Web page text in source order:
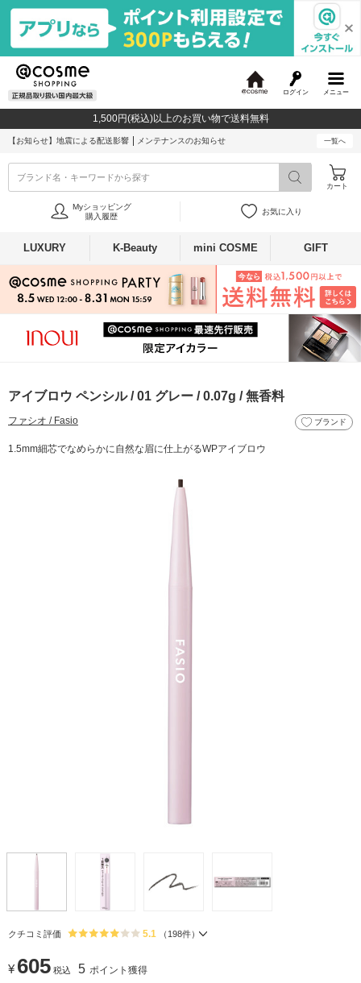
メニュー
ログイン
c
o
1,500円(税込)以上のお買い物で送料無料
【お知らせ】 地震による配送影響 メンテナンスのお知らせ 一覧へ
ブランド名・キーワードから探す
カート
Myショッピング
購入履歴
お気に入り
LUXURY K-Beauty mini COSME GIFT
アイブロウ ペンシル / 01 グレー / 0.07g / 無香料
ファシオ / Fasio ブランド
1.5mm細芯でなめらかに自然な眉に仕上がるWPアイブロウ
クチコミ評価 5.1 （ 198件）
¥ 605 税込 5 ポイント獲得